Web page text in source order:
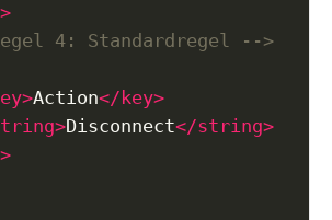
4: Standardregel -->
Action</key>
Disconnect</string>